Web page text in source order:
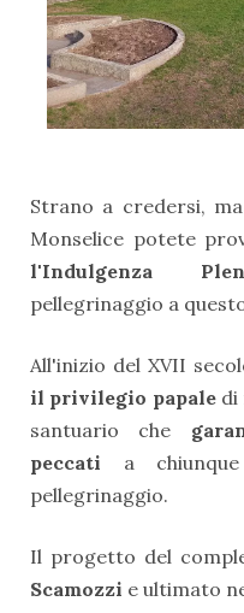
Strano a credersi,
Monselice potete
l'Indulgenza
pellegrinaggio a
All'inizio del XVII
il privilegio papaledi
santuario che
peccati a
pellegrinaggio.
Il progetto del
Scamozzi e ultimato